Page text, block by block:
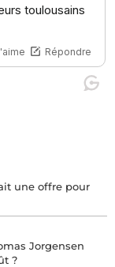
une offre pour
Jorgensen
?